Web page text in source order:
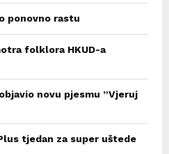
ponovno rastu
folklora HKUD-a
novu pjesmu ”Vjeruj
tjedan za super uštede